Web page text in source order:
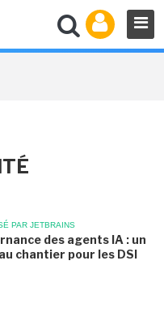
PAR JETBRAINS
des agents IA : un
chantier pour les DSI